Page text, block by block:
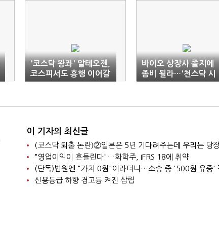
'코스닥 왕좌' 알테오젠,
코스피서도 흥행 이어갈
까
바이오 상장사 졸지에
좀비 될라…'천스닥 시
대' 이면
이 기자의 최신글
"영업이익이 흔들린다"…화학주, IFRS 18에 취약
신용등급 하향 경고등 켜진 삼립